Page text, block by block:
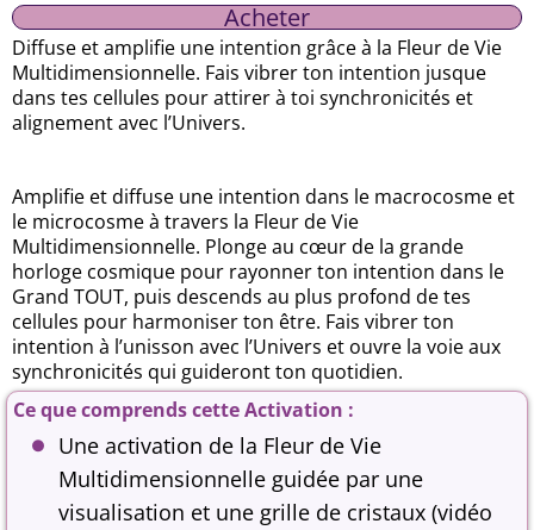
Acheter
Diffuse et amplifie une intention grâce à la Fleur de Vie
Multidimensionnelle. Fais vibrer ton intention jusque
dans tes cellules pour attirer à toi synchronicités et
alignement avec l’Univers.
Amplifie et diffuse une intention dans le macrocosme et
le microcosme à travers la Fleur de Vie
Multidimensionnelle. Plonge au cœur de la grande
horloge cosmique pour rayonner ton intention dans le
Grand TOUT, puis descends au plus profond de tes
cellules pour harmoniser ton être. Fais vibrer ton
intention à l’unisson avec l’Univers et ouvre la voie aux
synchronicités qui guideront ton quotidien.
Ce que comprends cette Activation :
Une activation de la Fleur de Vie
Multidimensionnelle guidée par une
visualisation et une grille de cristaux (vidéo